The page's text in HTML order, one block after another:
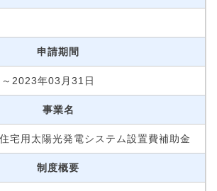
申請期間
2023年03月31日
事業名
宅用太陽光発電システム設置費補助金
制度概要